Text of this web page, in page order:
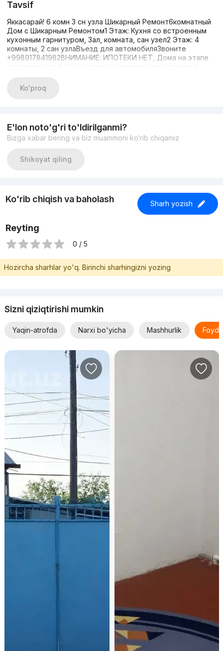
Tavsif
Яккасарай! 6 комн 3 сн узла Шикарный Ремонт6комнатный
Дом с Шикарным Ремонтом1 Этаж: Кухня со встроенным
кухонным гарнитуром, Зал, комната, сан узел2 Этаж: 4
комнаты, 2 сан узлаВъезд для автомобиляЗвоните
+998917841982ВНИМАНИЕ: ИПОТЕКИ НЕТ, Дома на этапе
строительства! Цена указана с полным ремонтом под
техникой, осветительные приборы — люстры, бра.
Ko'proq
E'lon noto'g'ri to'ldirilganmi?
Bizga xabar bering va biz muammoni ko‘rib chiqamiz
Shikoyat qiling
Ko'rib chiqish va baholash Sharh yozish
Reyting
0 / 5
Hozircha sharhlar yo'q. Birinchi sharhingizni yozing
Sizni qiziqtirishi mumkin
Yaqin-atrofda Narxi bo'yicha Mashhurlik